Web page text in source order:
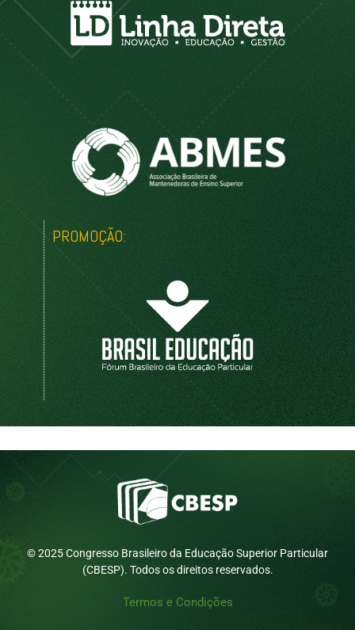
PROMOÇÃO:
© 2025 Congresso Brasileiro da Educação Superior Particular
(CBESP). Todos os direitos reservados.
Termos e Condições